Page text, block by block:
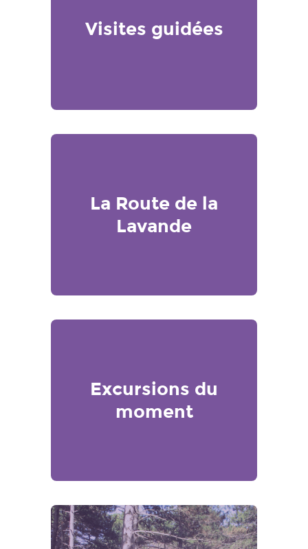
Visites guidées
La Route de la
Lavande
Excursions du
moment